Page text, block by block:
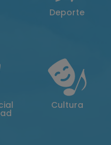
Deporte
Cultura